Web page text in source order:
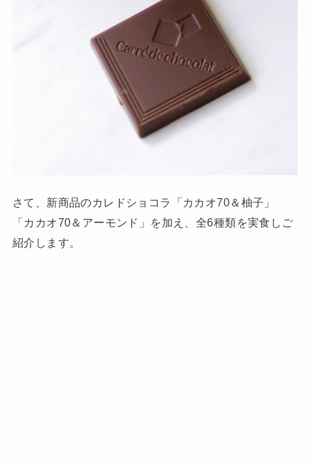
さて、新商品のカレドショコラ「カカオ70＆柚子」
「カカオ70＆アーモンド」を加え、全6種類を実食しご
紹介します。